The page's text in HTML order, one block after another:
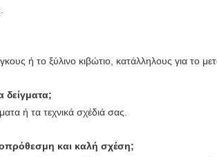
ή το ξύλινο κιβώτιο, κατάλληλους για το
δείγματα;
ή τα τεχνικά σχέδιά σας.
και καλή σχέση;